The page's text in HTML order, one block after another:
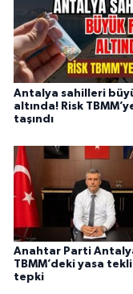
Antalya sahilleri
altında! Risk
taşındı
Anahtar Parti
TBMM’deki yasa
tepki